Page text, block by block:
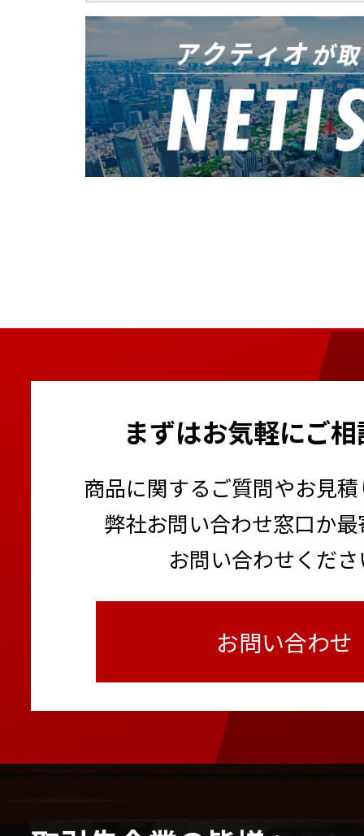
まずはお気軽にご
商品に関するご質問やお見
弊社お問い合わせ窓口か
お問い合わせくだ
お問い合わせ